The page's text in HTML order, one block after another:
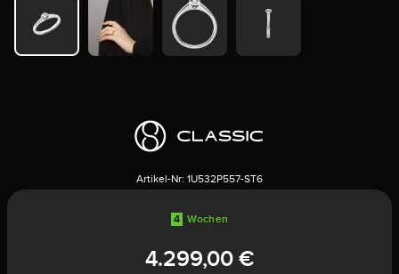
Artikel-Nr: 1U532P557-ST6
4 Wochen
4.299,00 €